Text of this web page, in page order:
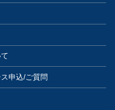
申込/ご質問